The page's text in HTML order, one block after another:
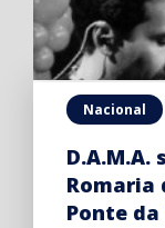
Nacional
D.A.M.A.
Romaria
Ponte da